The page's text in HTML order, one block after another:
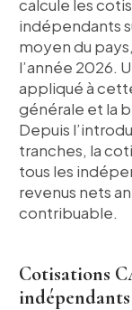
calcule les
indépendants
moyen du
l’année 2026.
appliqué à
générale et la
Depuis
tranches, la
tous les
revenus nets
contribuable.
Cotisations